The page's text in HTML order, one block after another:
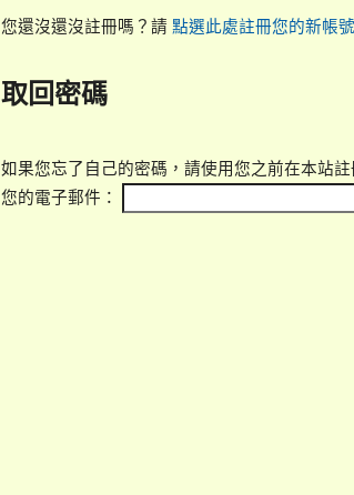
您還沒還沒註冊嗎？請 點選此處註冊您的新帳號
取回密碼
如果您忘了自己的密碼，請使用您之前在本站
您的電子郵件：